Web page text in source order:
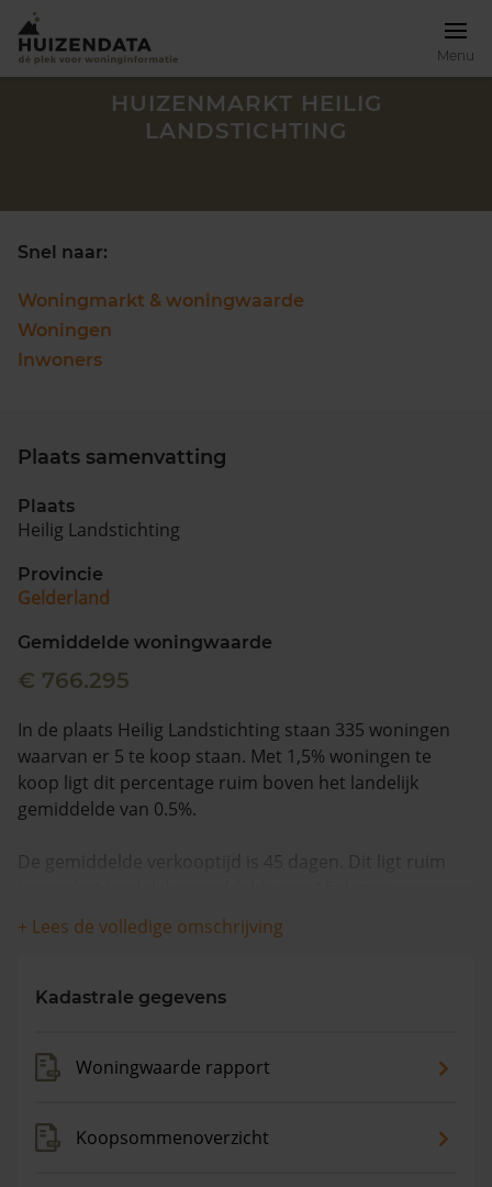
Menu
Vragen? Neem contact met ons op
088 220 4200
Maandag t/m vrijdag - 08:00 -18:00
HUIZENMARKT HEILIG
LANDSTICHTING
Snel naar:
Woningmarkt & woningwaarde
Woningen
Inwoners
Plaats samenvatting
Plaats
Heilig Landstichting
Provincie
Gelderland
Gemiddelde woningwaarde
€ 766.295
In de plaats Heilig Landstichting staan 335 woningen
waarvan er 5 te koop staan. Met 1,5% woningen te
koop ligt dit percentage ruim boven het landelijk
gemiddelde van 0.5%.
De gemiddelde verkooptijd is 45 dagen. Dit ligt ruim
De gemiddelde huizenprijs is €1.061.000. De
maanden is de gemiddelde woningwaarde met 11,0%
+ Lees de volledige omschrijving
Kadastrale gegevens
Woningwaarde rapport
Koopsommenoverzicht